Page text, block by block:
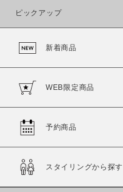
商品タイプ
セール価格
在庫
ピックアップ
新着商品
WEB限定商品
予約商品
スタイリングから探す